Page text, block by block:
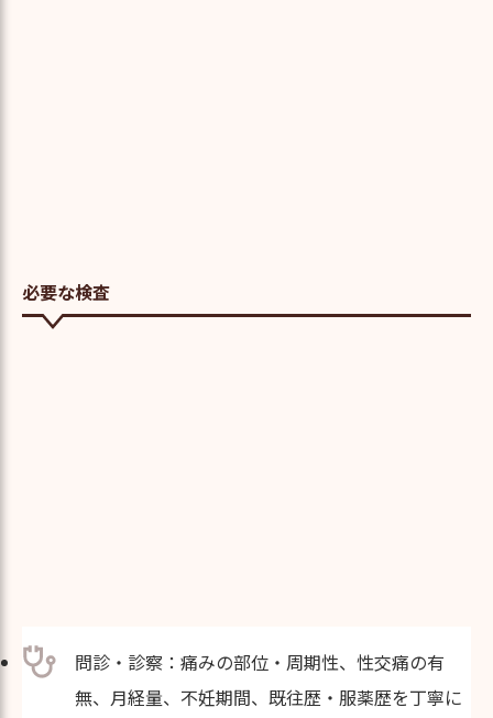
必要な検査
問診・診察：痛みの部位・周期性、性交痛の有
無、月経量、不妊期間、既往歴・服薬歴を丁寧に